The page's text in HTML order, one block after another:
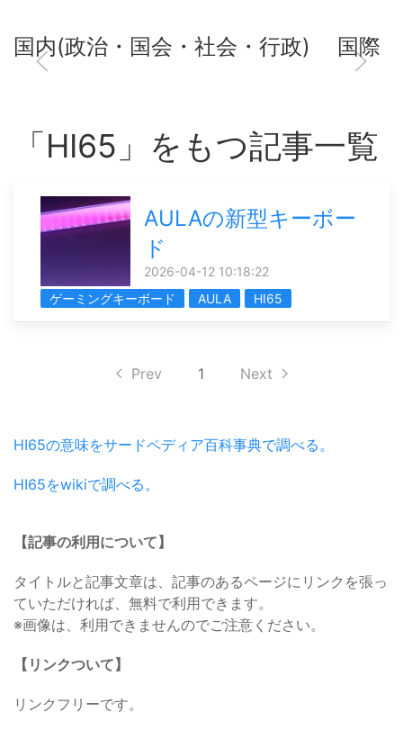
国内(政治・国会・社会・行政) 国際
「HI65」をもつ記事一覧
AULAの新型キーボー
ド
2026-04-12 10:18:22
ゲーミングキーボード
AULA HI65
Prev 1 Next
HI65の意味をサードペディア百科事典で調べる。
HI65をwikiで調べる。
【記事の利用について】
タイトルと記事文章は、記事のあるページにリンクを張っ
ていただければ、無料で利用できます。
※画像は、利用できませんのでご注意ください。
【リンクついて】
リンクフリーです。